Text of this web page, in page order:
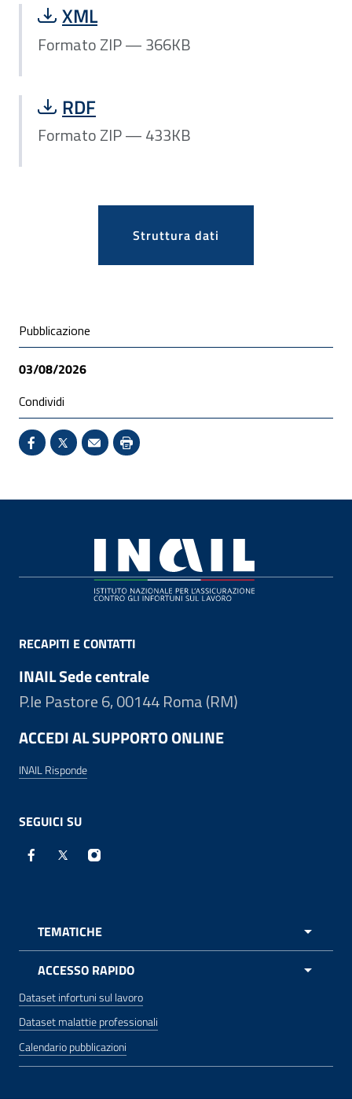
Scarica file Formato ZIP — 366KB:
XML
Formato ZIP — 366KB
Scarica file Formato ZIP — 433KB:
RDF
Formato ZIP — 433KB
Apri
Struttura dati
Condivisione social
Pubblicazione
03/08/2026
Condividi
Condividi su Facebook - Sito esterno - Apertura in
X - Sito esterno - Apertura in nuova finestra
Invio Mail: apre il programma di posta
Stampa pagina: scelta meno
RECAPITI E CONTATTI
INAIL Sede centrale
P.le Pastore 6, 00144 Roma (RM)
ACCEDI AL SUPPORTO ONLINE
INAIL Risponde
SEGUICI SU
Facebook - Sito esterno - apre una nuova finestra
X - Sito esterno - apre una nuova finestra
Instagram - Sito esterno - apre una
TEMATICHE
ACCESSO RAPIDO
Dataset infortuni sul lavoro
Dataset malattie professionali
Calendario pubblicazioni